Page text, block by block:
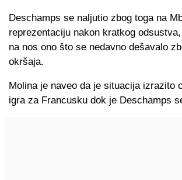
Deschamps se naljutio zbog toga na
reprezentaciju nakon kratkog
na nos ono što se nedavno dešavalo
okršaja.
Molina je naveo da je situacija izrazito
igra za Francusku dok je Deschamps